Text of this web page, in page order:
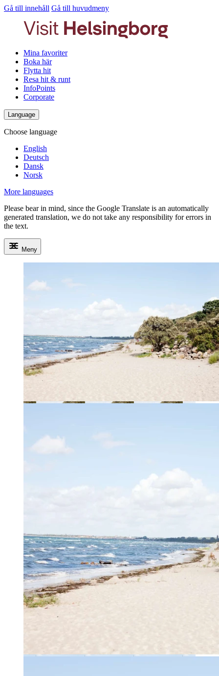
Gå till innehåll Gå till huvudmeny
Mina favoriter
Boka här
Flytta hit
Resa hit & runt
InfoPoints
Corporate
Language
Choose language
English
Deutsch
Dansk
Norsk
More languages
Please bear in mind, since the Google Translate is an automatically
generated translation, we do not take any responsibility for errors in
the text.
Meny